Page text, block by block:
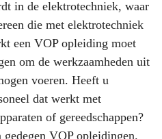
in de elektrotechniek, waar
die met elektrotechniek
een VOP opleiding moet
om de werkzaamheden uit
voeren. Heeft u
dat werkt met
of gereedschappen?
VOP opleidingen.